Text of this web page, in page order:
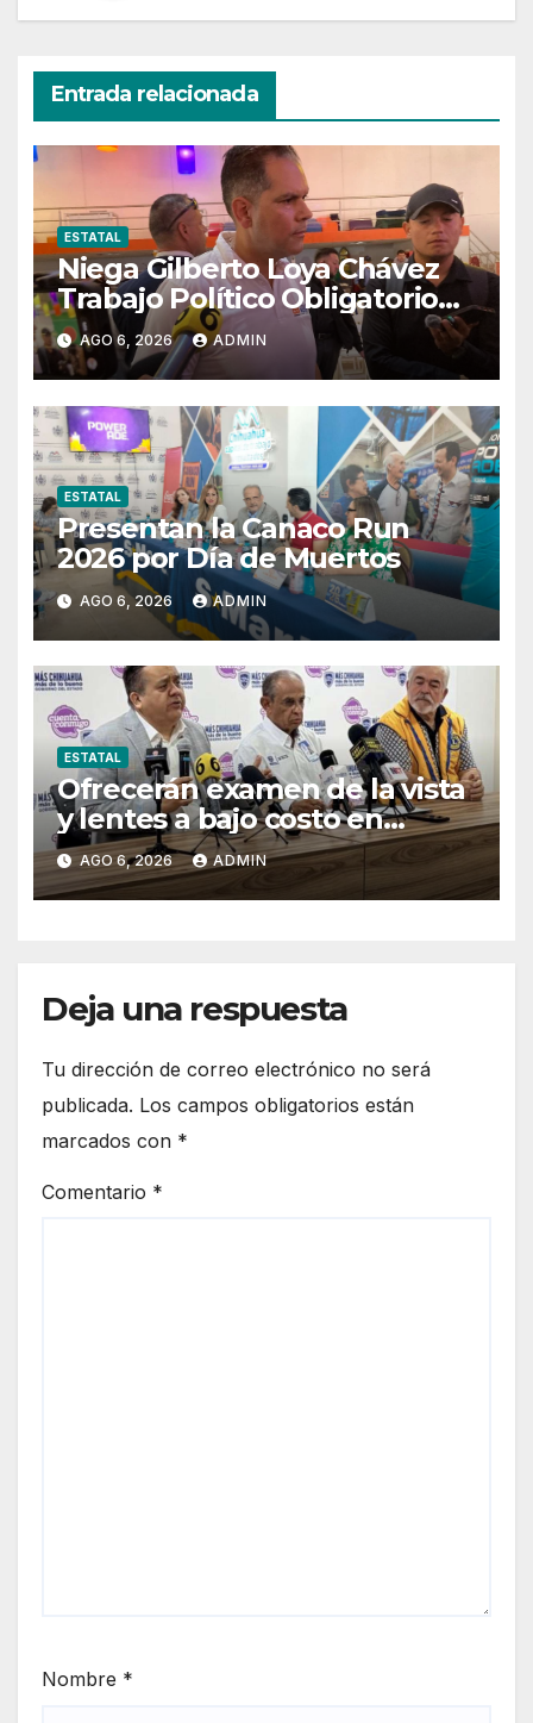
Entrada relacionada
ESTATAL
Niega Gilberto Loya Chávez
Trabajo Político Obligatorio
De Exempleados De SSPE
AGO 6, 2026 ADMIN
ESTATAL
Presentan la Canaco Run
2026 por Día de Muertos
AGO 6, 2026 ADMIN
ESTATAL
Ofrecerán examen de la vista
y lentes a bajo costo en
Pueblito Mexicano
AGO 6, 2026 ADMIN
Deja una respuesta
Tu dirección de correo electrónico no será
publicada. Los campos obligatorios están
marcados con *
Comentario *
Nombre *